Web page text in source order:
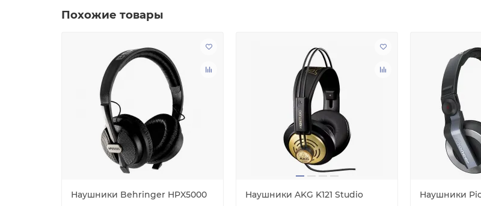
Похожие товары
Наушники Behringer HPX5000 Наушники AKG K121 Studio Наушники